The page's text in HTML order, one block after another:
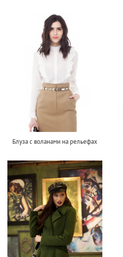
Блуза с воланами на рельефах